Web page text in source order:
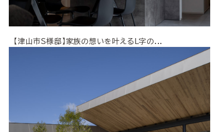
【津山市S様邸】家族の想いを叶えるL字の...